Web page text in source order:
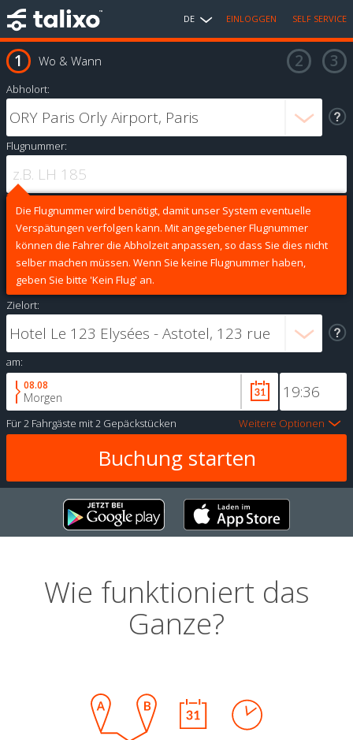
DE EINLOGGEN SELF SERVICE
Wo & Wann
Abholort:
Flugnummer:
Die Flugnummer wird benötigt, damit unser System eventuelle
Verspätungen verfolgen kann. Mit angegebener Flugnummer
können die Fahrer die Abholzeit anpassen, so dass Sie dies nicht
selber machen müssen. Wenn Sie keine Flugnummer haben,
geben Sie bitte 'Kein Flug' an.
Zielort:
am:
08.08
Morgen
Für2 Fahrgäste mit2 Gepäckstücken Weitere Optionen
Wie funktioniert das
Ganze?